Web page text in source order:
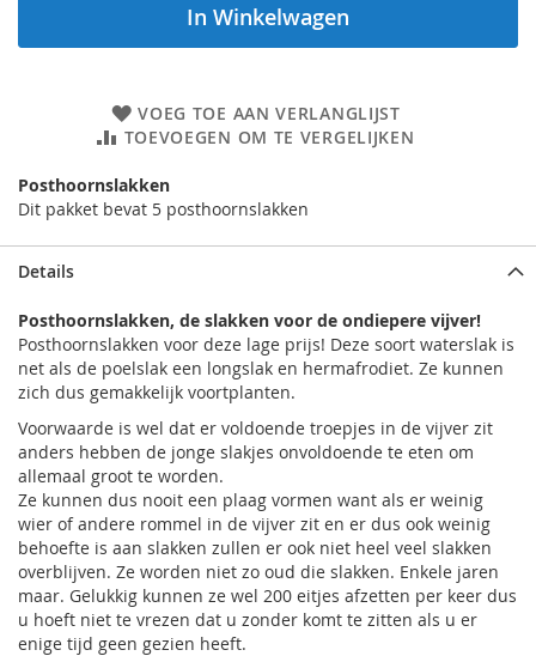
In Winkelwagen
VOEG TOE AAN VERLANGLIJST
TOEVOEGEN OM TE VERGELIJKEN
Posthoornslakken
Dit pakket bevat 5 posthoornslakken
Details
Posthoornslakken, de slakken voor de ondiepere vijver!
Posthoornslakken voor deze lage prijs! Deze soort waterslak is
net als de poelslak een longslak en hermafrodiet. Ze kunnen
zich dus gemakkelijk voortplanten.
Voorwaarde is wel dat er voldoende troepjes in de vijver zit
anders hebben de jonge slakjes onvoldoende te eten om
allemaal groot te worden.
Ze kunnen dus nooit een plaag vormen want als er weinig
wier of andere rommel in de vijver zit en er dus ook weinig
behoefte is aan slakken zullen er ook niet heel veel slakken
overblijven. Ze worden niet zo oud die slakken. Enkele jaren
maar. Gelukkig kunnen ze wel 200 eitjes afzetten per keer dus
u hoeft niet te vrezen dat u zonder komt te zitten als u er
enige tijd geen gezien heeft.